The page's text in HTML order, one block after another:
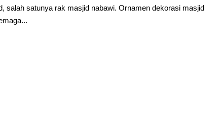
salah satunya rak masjid nabawi. Ornamen dekorasi masjid